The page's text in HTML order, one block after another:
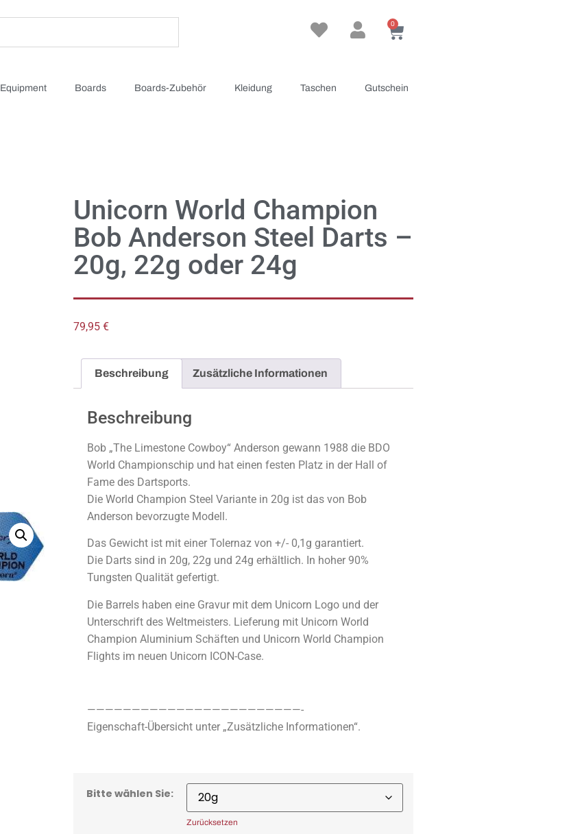
0
Equipment Boards Boards-Zubehör Kleidung Taschen Gutschein
Unicorn World Champion
Bob Anderson Steel Darts –
20g, 22g oder 24g
79,95 €
Beschreibung Zusätzliche Informationen
Beschreibung
Bob „The Limestone Cowboy“ Anderson gewann 1988 die BDO
World Championschip und hat einen festen Platz in der Hall of
Fame des Dartsports.
Die World Champion Steel Variante in 20g ist das von Bob
Anderson bevorzugte Modell.
Das Gewicht ist mit einer Tolernaz von +/- 0,1g garantiert.
Die Darts sind in 20g, 22g und 24g erhältlich. In hoher 90%
Tungsten Qualität gefertigt.
Die Barrels haben eine Gravur mit dem Unicorn Logo und der
Unterschrift des Weltmeisters. Lieferung mit Unicorn World
Champion Aluminium Schäften und Unicorn World Champion
Flights im neuen Unicorn ICON-Case.
————————————————————————-
Eigenschaft-Übersicht unter „Zusätzliche Informationen“.
Bitte wählen Sie:
Zurücksetzen